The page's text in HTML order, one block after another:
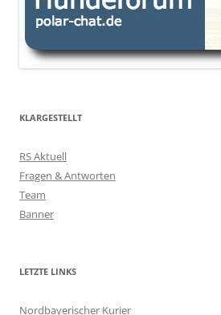
KLARGESTELLT
RS Aktuell
Fragen & Antworten
Team
Banner
LETZTE LINKS
Nordbayerischer Kurier